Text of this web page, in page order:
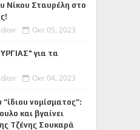
Νίκου Σταυρέλη στο
Οκτ 05, 2023
για τα
Οκτ 04, 2023
νομίσματος”:
και βγαίνει
Τζένης Σουκαρά